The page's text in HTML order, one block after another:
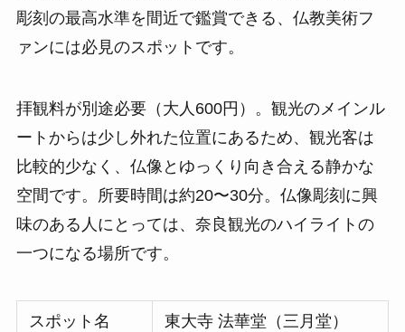
彫刻の最高水準を間近で鑑賞できる、仏教美術フ
ァンには必見のスポットです。
拝観料が別途必要（大人600円）。観光のメインル
ートからは少し外れた位置にあるため、観光客は
比較的少なく、仏像とゆっくり向き合える静かな
空間です。所要時間は約20〜30分。仏像彫刻に興
味のある人にとっては、奈良観光のハイライトの
一つになる場所です。
スポット名 東大寺 法華堂（三月堂）